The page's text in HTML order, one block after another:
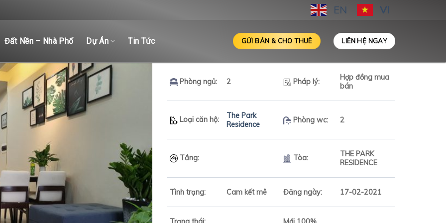
EN VI
Đất Nền – Nhà Phố Dự Án Tin Tức GỬI BÁN & CHO THUÊ LIÊN HỆ NGAY
Phòng ngủ: 2 Pháp lý:
Hợp đồng mua
bán
Loại căn hộ:
The Park
Residence
Phòng wc: 2
Tầng: Tòa:
THE PARK
RESIDENCE
Tình trạng: Cam kết mê Đăng ngày: 17-02-2021